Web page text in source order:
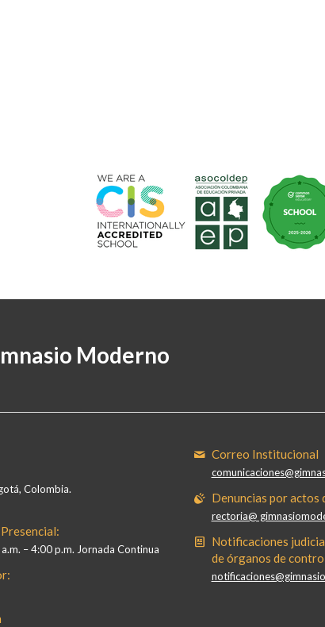
Moderno
Colombia.
– 4:00 p.m. Jornada Continua
Correo Institucional
Denuncias por actos
rectoria@
Notificaciones
de órganos de